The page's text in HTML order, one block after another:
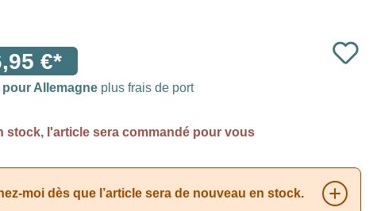
€*
pour Allemagne plus frais de port
stock, l'article sera commandé pour vous
moi dès que l’article sera de nouveau en stock.